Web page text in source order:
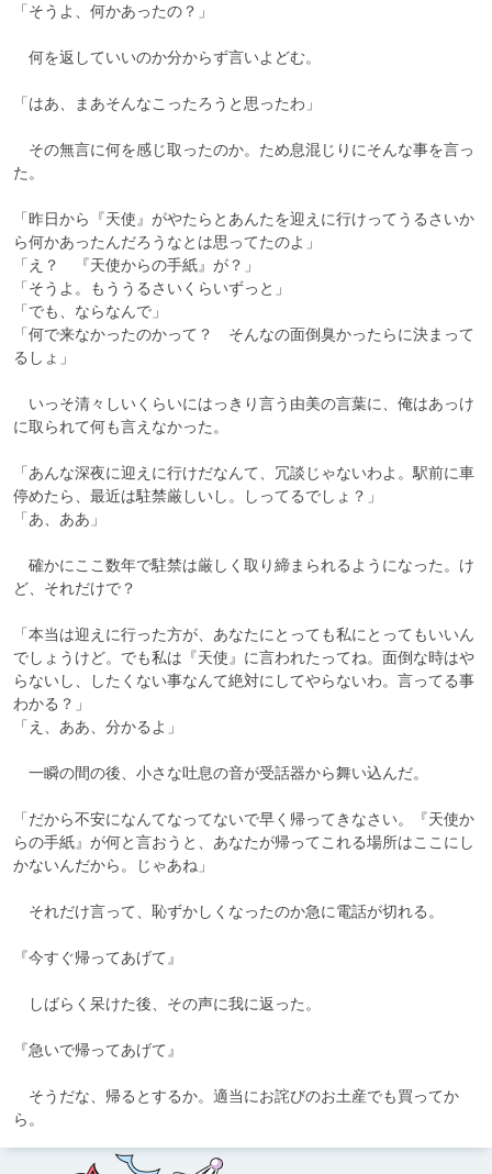
「そうよ、何かあったの？」
何を返していいのか分からず言いよどむ。
「はあ、まあそんなこったろうと思ったわ」
その無言に何を感じ取ったのか。ため息混じりにそんな事を言っ
た。
「昨日から『天使』がやたらとあんたを迎えに行けってうるさいか
ら何かあったんだろうなとは思ってたのよ」
「え？　『天使からの手紙』が？」
「そうよ。もううるさいくらいずっと」
「でも、ならなんで」
「何で来なかったのかって？　そんなの面倒臭かったらに決まって
るしょ」
いっそ清々しいくらいにはっきり言う由美の言葉に、俺はあっけ
に取られて何も言えなかった。
「あんな深夜に迎えに行けだなんて、冗談じゃないわよ。駅前に車
停めたら、最近は駐禁厳しいし。しってるでしょ？」
「あ、ああ」
確かにここ数年で駐禁は厳しく取り締まられるようになった。け
ど、それだけで？
「本当は迎えに行った方が、あなたにとっても私にとってもいいん
でしょうけど。でも私は『天使』に言われたってね。面倒な時はや
らないし、したくない事なんて絶対にしてやらないわ。言ってる事
わかる？」
「え、ああ、分かるよ」
一瞬の間の後、小さな吐息の音が受話器から舞い込んだ。
「だから不安になんてなってないで早く帰ってきなさい。『天使か
らの手紙』が何と言おうと、あなたが帰ってこれる場所はここにし
かないんだから。じゃあね」
それだけ言って、恥ずかしくなったのか急に電話が切れる。
『今すぐ帰ってあげて』
しばらく呆けた後、その声に我に返った。
『急いで帰ってあげて』
そうだな、帰るとするか。適当にお詫びのお土産でも買ってか
ら。